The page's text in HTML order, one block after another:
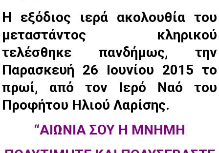
Η εξόδιος ιερά ακολουθία του
μεταστάντος κληρικού
τελέσθηκε πανδήμως, την
Παρασκευή 26 Ιουνίου 2015 το
πρωί, από τον Ιερό Ναό του
Προφήτου Ηλιού Λαρίσης.
“ΑΙΩΝΙΑ ΣΟΥ Η ΜΝΗΜΗ